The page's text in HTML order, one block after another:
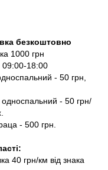
безкоштовно
1000 грн
18:00
- 50 грн,
- 50 грн/
- 500 грн.
40 грн/км від знака